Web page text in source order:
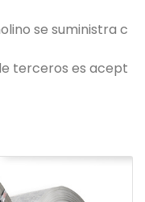
se suministra c
terceros es acept